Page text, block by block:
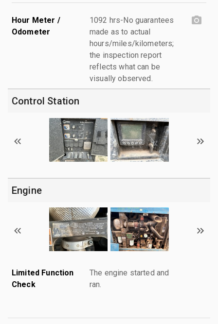
Hour Meter /
Odometer
1092 hrs-No guarantees
made as to actual
hours/miles/kilometers;
the inspection report
reflects what can be
visually observed.
Control Station
Engine
Limited Function
Check
The engine started and
ran.